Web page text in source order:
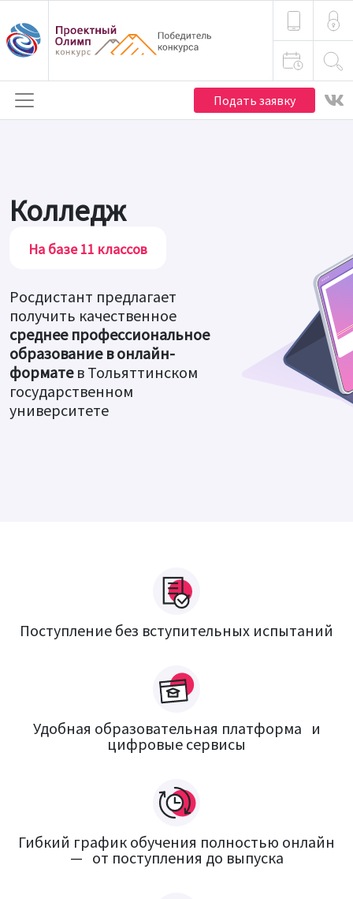
Подать заявку
Колледж
На базе 11 классов
Росдистант предлагает
получить качественное
среднее профессиональное
образование в онлайн-
форматев Тольяттинском
государственном
университете
Поступление без вступительных испытаний
Удобная образовательная платформа и
цифровые сервисы
Гибкий график обучения полностью онлайн
— от поступления до выпуска